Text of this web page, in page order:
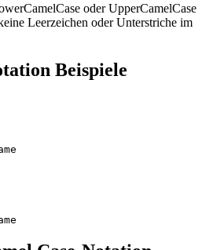
oder UpperCamelCase
Leerzeichen oder Unterstriche im
Beispiele